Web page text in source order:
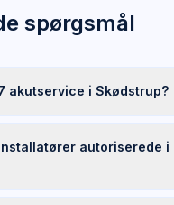
spørgsmål
akutservice i Skødstrup?
autoriserede i